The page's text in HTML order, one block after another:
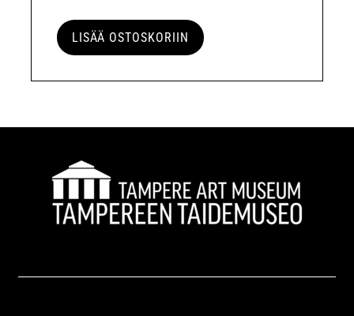
LISÄÄ OSTOSKORIIN